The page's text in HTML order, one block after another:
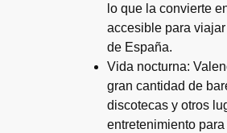
lo que la convierte
accesible para
de España.
Vida nocturna:
gran cantidad de
discotecas y otros
entretenimiento